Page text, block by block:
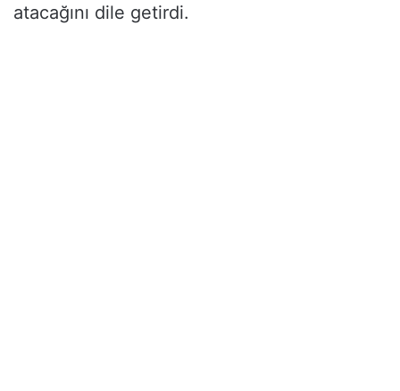
atacağını dile getirdi.